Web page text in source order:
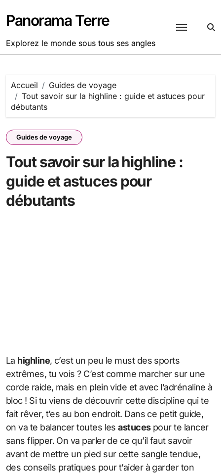
au
contenu
Panorama Terre
Explorez le monde sous tous ses angles
Accueil
Guides de voyage
Tout savoir sur la highline : guide et astuces pour
débutants
Guides de voyage
Tout savoir sur la highline :
guide et astuces pour
débutants
La highline, c’est un peu le must des sports
extrêmes, tu vois ? C’est comme marcher sur une
corde raide, mais en plein vide et avec l’adrénaline à
bloc ! Si tu viens de découvrir cette discipline qui te
fait rêver, t’es au bon endroit. Dans ce petit guide,
on va te balancer toutes lesastucespour te lancer
sans flipper. On va parler de ce qu’il faut savoir
avant de mettre un pied sur cette sangle tendue,
des conseils pratiques pour t’aider à garder ton